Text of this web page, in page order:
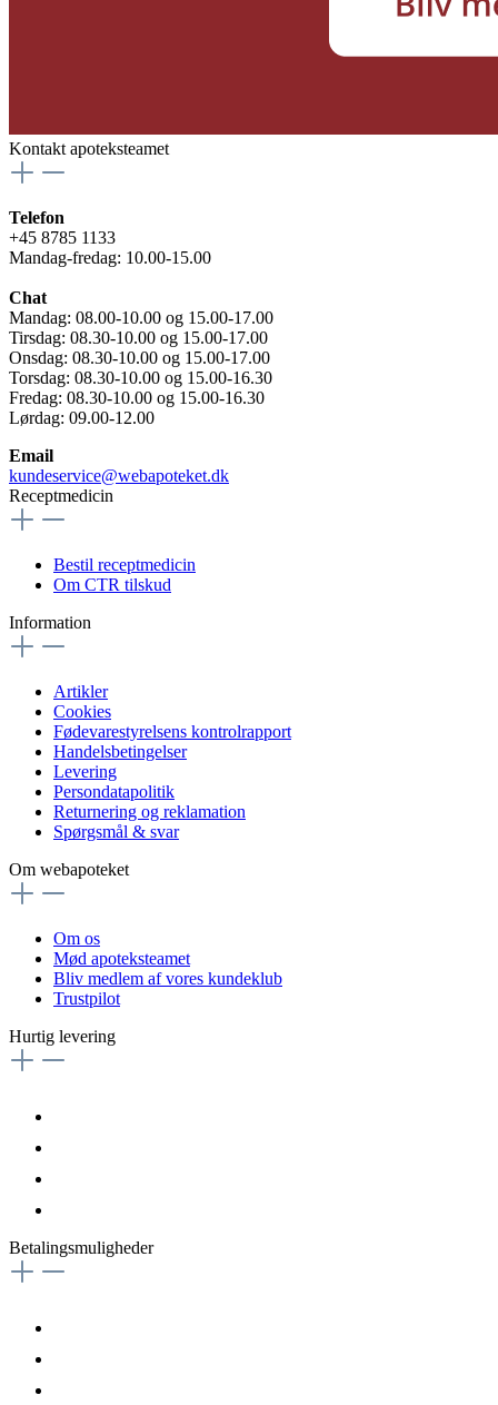
Kontakt apoteksteamet
Telefon
+45 8785 1133
Mandag-fredag: 10.00-15.00
Chat
Mandag: 08.00-10.00 og 15.00-17.00
Tirsdag: 08.30-10.00 og 15.00-17.00
Onsdag: 08.30-10.00 og 15.00-17.00
Torsdag: 08.30-10.00 og 15.00-16.30
Fredag: 08.30-10.00 og 15.00-16.30
Lørdag: 09.00-12.00
Email
kundeservice@webapoteket.dk
Receptmedicin
Bestil receptmedicin
Om CTR tilskud
Information
Artikler
Cookies
Fødevarestyrelsens kontrolrapport
Handelsbetingelser
Levering
Persondatapolitik
Returnering og reklamation
Spørgsmål & svar
Om webapoteket
Om os
Mød apoteksteamet
Bliv medlem af vores kundeklub
Trustpilot
Hurtig levering
Betalingsmuligheder